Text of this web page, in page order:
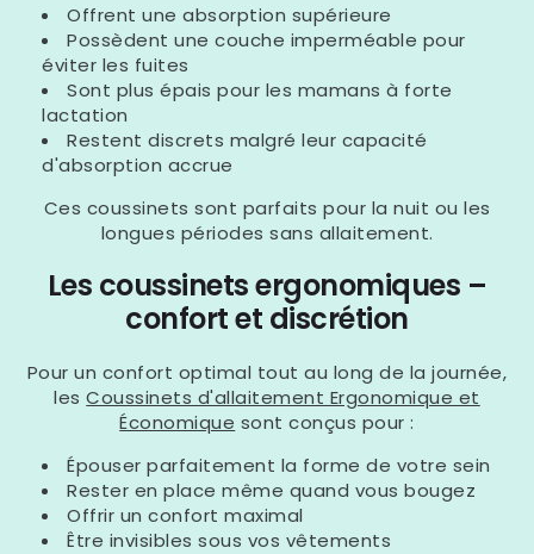
Offrent une absorption supérieure
Possèdent une couche imperméable pour
éviter les fuites
Sont plus épais pour les mamans à forte
lactation
Restent discrets malgré leur capacité
d'absorption accrue
Ces coussinets sont parfaits pour la nuit ou les
longues périodes sans allaitement.
Les coussinets ergonomiques –
confort et discrétion
Pour un confort optimal tout au long de la journée,
lesCoussinets d'allaitement Ergonomique et
Économique sont conçus pour :
Épouser parfaitement la forme de votre sein
Rester en place même quand vous bougez
Offrir un confort maximal
Être invisibles sous vos vêtements